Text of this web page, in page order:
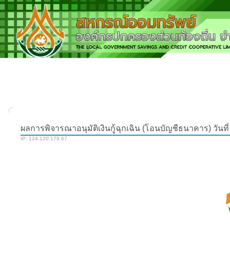
ผลการพิจารณาอนุมัติเงินกู้ฉุกเฉิน (โอนบัญชีธนาคาร) วันที่
IP: 124.120.179.67